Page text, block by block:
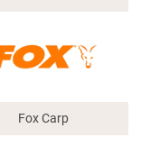
Fox Carp